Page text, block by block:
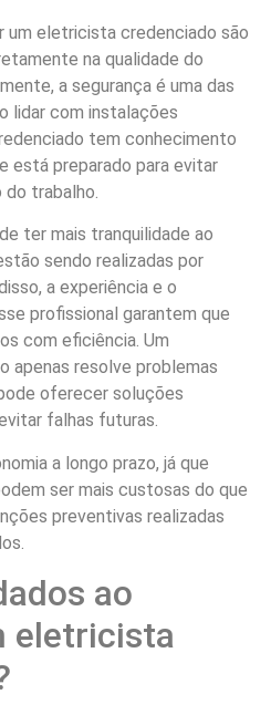
um eletricista credenciado são
na qualidade do
a segurança é uma das
lidar com instalações
tem conhecimento
está preparado para evitar
do trabalho.
ter mais tranquilidade ao
sendo realizadas por
a experiência e o
profissional garantem que
com eficiência. Um
apenas resolve problemas
oferecer soluções
falhas futuras.
a longo prazo, já que
ser mais custosas do que
preventivas realizadas
ao
eletricista